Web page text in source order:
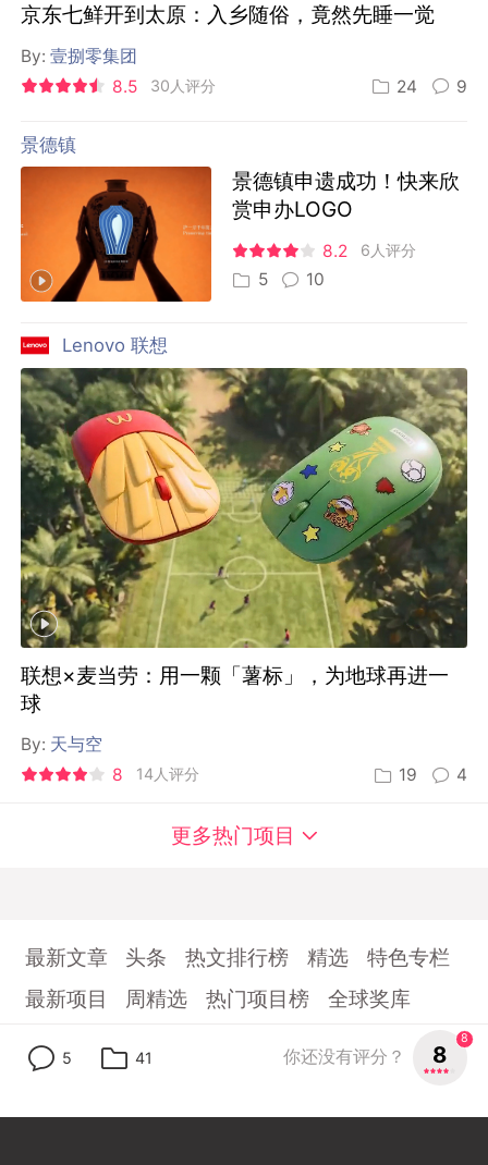
京东七鲜开到太原：入乡随俗，竟然先睡一觉
By:壹捌零集团
8.5
30人评分 24 9
景德镇
景德镇申遗成功！快来欣
赏申办LOGO
8.2 6人评分
5 10
Lenovo 联想
联想×麦当劳：用一颗「薯标」，为地球再进一
球
By: 天与空
8
14人评分 19 4
更多热门项目
5 41 你还没有评分？ 8
8
最新文章 头条 热文排行榜 精选
特色专栏
最新项目
周精选 热门项目榜
全球奖库
行业招聘